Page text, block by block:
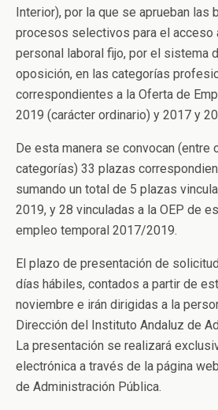
Interior), por la que se aprueban las
procesos selectivos para el acceso
personal laboral fijo, por el sistema
oposición, en las categorías
correspondientes a la Oferta de
2019 (carácter ordinario) y 2017 y
De esta manera se convocan (entre
categorías) 33 plazas
sumando un total de 5 plazas
2019, y 28 vinculadas a la OEP de
empleo temporal 2017/2019.
El plazo de presentación de
días hábiles, contados a partir de
noviembre e irán dirigidas a la
Dirección del Instituto Andaluz de
La presentación se realizará
electrónica a través de la página
de Administración Pública.